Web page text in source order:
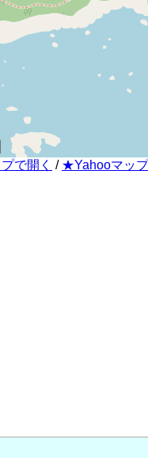
で開く / ★Yahooマッ